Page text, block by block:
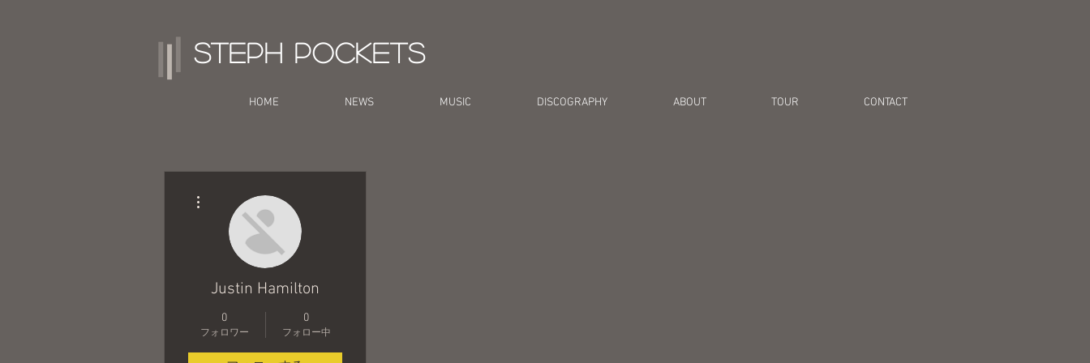
Steph Pockets
HOME NEWS MUSIC DISCOGRAPHY ABOUT TOUR CONTACT
Justin Hamilton
0
フォロワー
0
フォロー中